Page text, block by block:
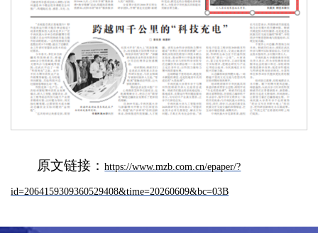
原文链接：https://www.mzb.com.cn/epaper/?
id=2064159309360529408&time=20260609&bc=03B